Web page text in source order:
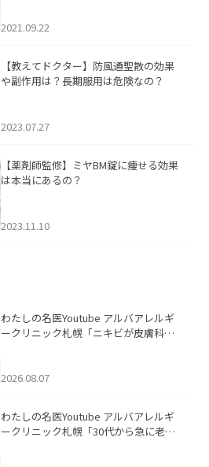
2021.09.22
【教えてドクター】防風通聖散の効果
や副作用は？長期服用は危険なの？
2023.07.27
【薬剤師監修】ミヤBM錠に痩せる効果
は本当にあるの？
2023.11.10
わたしの名医Youtube アルバアレルギ
ークリニック札幌「ニキビが皮膚科で
ました。
2026.08.07
わたしの名医Youtube アルバアレルギ
ークリニック札幌「30代から急に老け